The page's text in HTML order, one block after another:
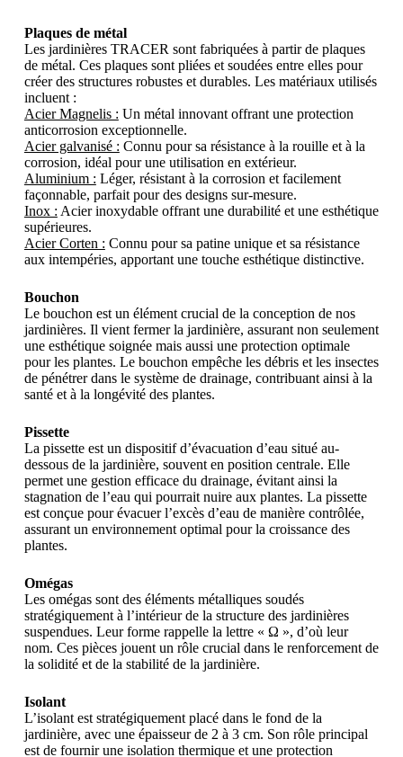
Plaques de métal
Les jardinières TRACER sont fabriquées à partir de plaques
de métal. Ces plaques sont pliées et soudées entre elles pour
créer des structures robustes et durables. Les matériaux utilisés
incluent :
Acier Magnelis : Un métal innovant offrant une protection
anticorrosion exceptionnelle.
Acier galvanisé : Connu pour sa résistance à la rouille et à la
corrosion, idéal pour une utilisation en extérieur.
Aluminium : Léger, résistant à la corrosion et facilement
façonnable, parfait pour des designs sur-mesure.
Inox : Acier inoxydable offrant une durabilité et une esthétique
supérieures.
Acier Corten : Connu pour sa patine unique et sa résistance
aux intempéries, apportant une touche esthétique distinctive.
Bouchon
Le bouchon est un élément crucial de la conception de nos
jardinières. Il vient fermer la jardinière, assurant non seulement
une esthétique soignée mais aussi une protection optimale
pour les plantes. Le bouchon empêche les débris et les insectes
de pénétrer dans le système de drainage, contribuant ainsi à la
santé et à la longévité des plantes.
Pissette
La pissette est un dispositif d’évacuation d’eau situé au-
dessous de la jardinière, souvent en position centrale. Elle
permet une gestion efficace du drainage, évitant ainsi la
stagnation de l’eau qui pourrait nuire aux plantes. La pissette
est conçue pour évacuer l’excès d’eau de manière contrôlée,
assurant un environnement optimal pour la croissance des
plantes.
Omégas
Les omégas sont des éléments métalliques soudés
stratégiquement à l’intérieur de la structure des jardinières
suspendues. Leur forme rappelle la lettre « Ω », d’où leur
nom. Ces pièces jouent un rôle crucial dans le renforcement de
la solidité et de la stabilité de la jardinière.
Isolant
L’isolant est stratégiquement placé dans le fond de la
jardinière, avec une épaisseur de 2 à 3 cm. Son rôle principal
est de fournir une isolation thermique et une protection